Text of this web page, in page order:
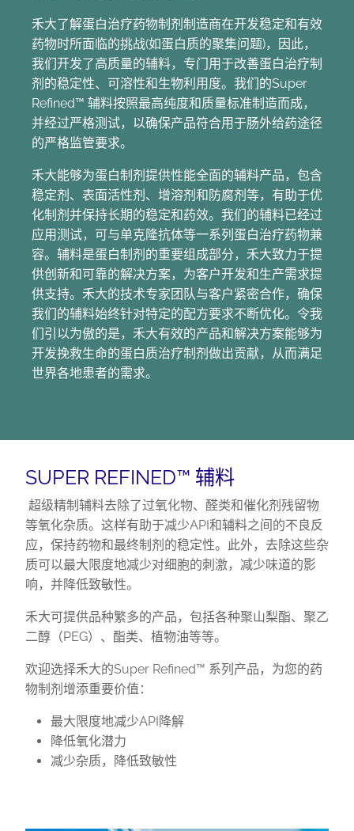
禾大了解蛋白治疗药物制剂制造商在开发稳定和有效
药物时所面临的挑战(如蛋白质的聚集问题)，因此，
我们开发了高质量的辅料，专门用于改善蛋白治疗制
剂的稳定性、可溶性和生物利用度。我们的Super
Refined™ 辅料按照最高纯度和质量标准制造而成，
并经过严格测试，以确保产品符合用于肠外给药途径
的严格监管要求。
禾大能够为蛋白制剂提供性能全面的辅料产品，包含
稳定剂、表面活性剂、增溶剂和防腐剂等，有助于优
化制剂并保持长期的稳定和药效。我们的辅料已经过
应用测试，可与单克隆抗体等一系列蛋白治疗药物兼
容。辅料是蛋白制剂的重要组成部分，禾大致力于提
供创新和可靠的解决方案，为客户开发和生产需求提
供支持。禾大的技术专家团队与客户紧密合作，确保
我们的辅料始终针对特定的配方要求不断优化。令我
们引以为傲的是，禾大有效的产品和解决方案能够为
开发挽救生命的蛋白质治疗制剂做出贡献，从而满足
世界各地患者的需求。
SUPER REFINED™ 辅料
超级精制辅料去除了过氧化物、醛类和催化剂残留物
等氧化杂质。这样有助于减少API和辅料之间的不良反
应，保持药物和最终制剂的稳定性。此外，去除这些杂
质可以最大限度地减少对细胞的刺激，减少味道的影
响，并降低致敏性。
禾大可提供品种繁多的产品，包括各种聚山梨酯、聚乙
二醇（PEG）、酯类、植物油等等。
欢迎选择禾大的Super Refined™ 系列产品，为您的药
物制剂增添重要价值：
最大限度地减少API降解
降低氧化潜力
减少杂质，降低致敏性